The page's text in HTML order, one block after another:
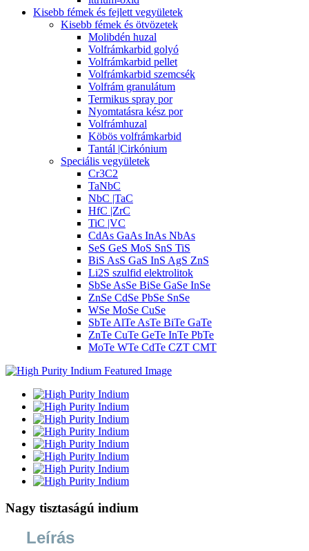
Kisebb fémek és fejlett vegyületek
Kisebb fémek és ötvözetek
Molibdén huzal
Volfrámkarbid golyó
Volfrámkarbid pellet
Volfrámkarbid szemcsék
Volfrám granulátum
Termikus spray por
Nyomtatásra kész por
Volfrámhuzal
Köbös volfrámkarbid
Tantál |Cirkónium
Speciális vegyületek
Cr3C2
TaNbC
NbC |TaC
HfC |ZrC
TiC |VC
CdAs GaAs InAs NbAs
SeS GeS MoS SnS TiS
BiS AsS GaS InS AgS ZnS
Li2S szulfid elektrolitok
SbSe AsSe BiSe GaSe InSe
ZnSe CdSe PbSe SnSe
WSe MoSe CuSe
SbTe AlTe AsTe BiTe GaTe
ZnTe CuTe GeTe InTe PbTe
MoTe WTe CdTe CZT CMT
Nagy tisztaságú indium
Leírás